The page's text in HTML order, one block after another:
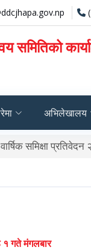
समितिको
अभिलेखालय
अनुगमन प्रतिवेदन
गते मंगलबार